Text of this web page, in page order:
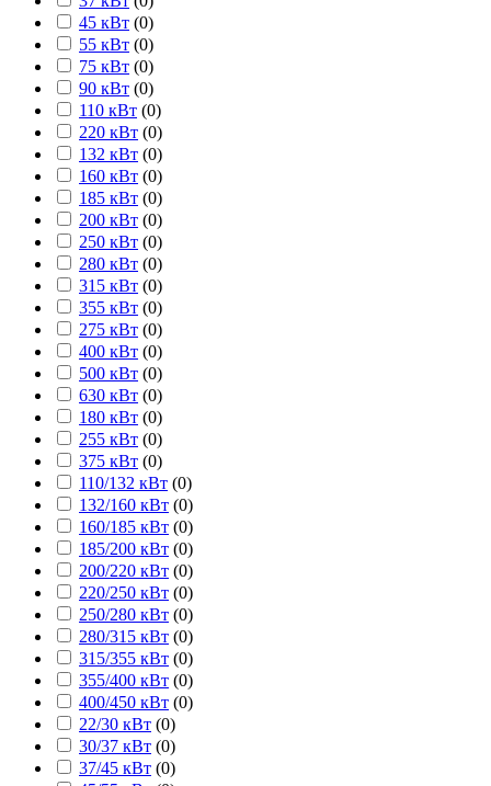
45 кВт (0)
55 кВт (0)
75 кВт (0)
90 кВт (0)
110 кВт (0)
220 кВт (0)
132 кВт (0)
160 кВт (0)
185 кВт (0)
200 кВт (0)
250 кВт (0)
280 кВт (0)
315 кВт (0)
355 кВт (0)
275 кВт (0)
400 кВт (0)
500 кВт (0)
630 кВт (0)
180 кВт (0)
255 кВт (0)
375 кВт (0)
110/132 кВт (0)
132/160 кВт (0)
160/185 кВт (0)
185/200 кВт (0)
200/220 кВт (0)
220/250 кВт (0)
250/280 кВт (0)
280/315 кВт (0)
315/355 кВт (0)
355/400 кВт (0)
400/450 кВт (0)
22/30 кВт (0)
30/37 кВт (0)
37/45 кВт (0)